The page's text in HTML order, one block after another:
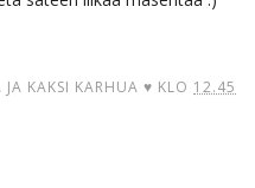
KAKSI KARHUA ♥ KLO 12.45